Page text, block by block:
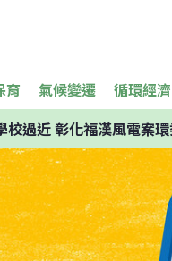
育 氣候變遷 循環經濟
校過近 彰化福漢風電案